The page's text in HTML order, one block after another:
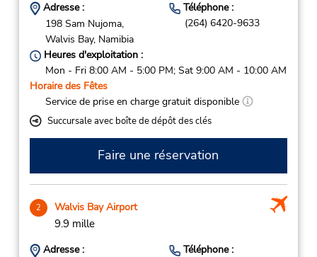
Adresse :
198 Sam Nujoma,
Walvis Bay, Namibia
Téléphone :
(264) 6420-9633
Heures d'exploitation :
Mon - Fri 8:00 AM - 5:00 PM; Sat 9:00 AM - 10:00 AM
Horaire des Fêtes
Service de prise en charge gratuit disponible
Succursale avec boîte de dépôt des clés
Faire une réservation
2 Walvis Bay Airport
9.9 mille
Adresse :
Téléphone :